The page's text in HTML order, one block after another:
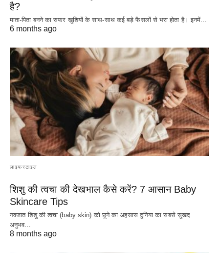
है?
माता-पिता बनने का सफर खुशियों के साथ-साथ कई बड़े फैसलों से भरा होता है। इनमें…
6 months ago
लाइफस्टाइल
शिशु की त्वचा की देखभाल कैसे करें? 7 आसान Baby
Skincare Tips
नवजात शिशु की त्वचा (baby skin) को छूने का अहसास दुनिया का सबसे सुखद
अनुभव…
8 months ago